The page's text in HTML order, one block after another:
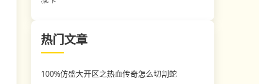
热门文章
100%仿盛大开区之热血传奇怎么切割蛇